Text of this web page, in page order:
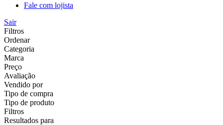
Fale com lojista
Sair
Filtros
Ordenar
Categoria
Marca
Preço
Avaliação
Vendido por
Tipo de compra
Tipo de produto
Filtros
Resultados para